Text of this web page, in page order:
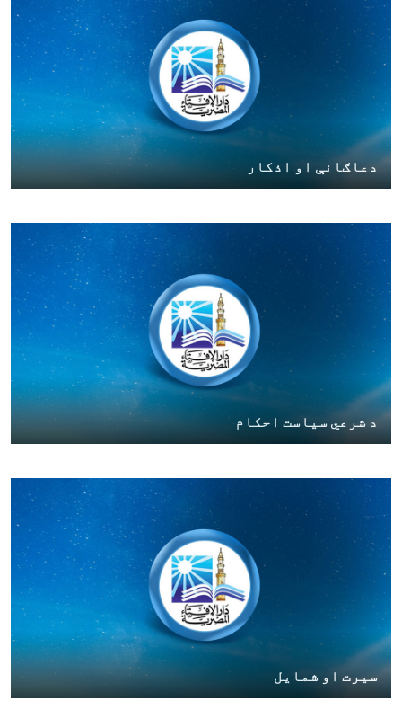
دعاګانې او اذکار
د شرعي سیاست احکام
سیرت او شمایل